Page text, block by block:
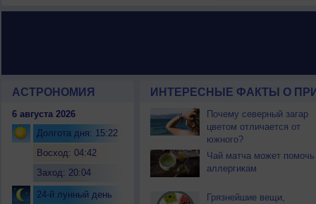
АСТРОНОМИЯ
6 августа 2026
Долгота дня: 15:22
Восход: 04:42
Заход: 20:04
24-й лунный день
ИНТЕРЕСНЫЕ ФАКТЫ О
Почему северный загар
цветом отличается от
южного?
Чай матча может помочь
аллергикам
Грязнейшие вещи,